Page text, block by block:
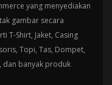
yang menyediakan
gambar secara
T-Shirt, Jaket, Casing
Topi, Tas, Dompet,
dan banyak produk